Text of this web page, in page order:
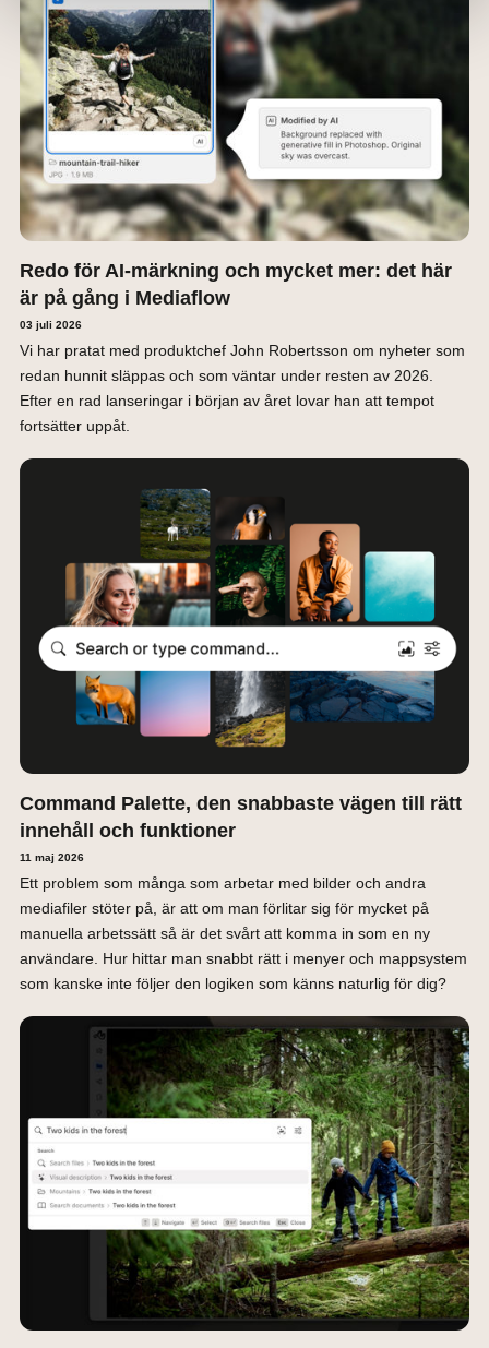
Redo för AI-märkning och mycket mer: det här
är på gång i Mediaflow
03 juli 2026
Vi har pratat med produktchef John Robertsson om nyheter som
redan hunnit släppas och som väntar under resten av 2026.
Efter en rad lanseringar i början av året lovar han att tempot
fortsätter uppåt.
Command Palette, den snabbaste vägen till rätt
innehåll och funktioner
11 maj 2026
Ett problem som många som arbetar med bilder och andra
mediafiler stöter på, är att om man förlitar sig för mycket på
manuella arbetssätt så är det svårt att komma in som en ny
användare. Hur hittar man snabbt rätt i menyer och mappsystem
som kanske inte följer den logiken som känns naturlig för dig?